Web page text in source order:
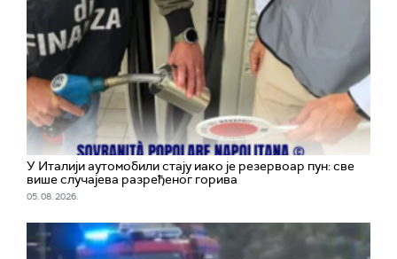
У Италији аутомобили стају иако је резервоар пун: све
више случајева разређеног горива
05. 08. 2026.